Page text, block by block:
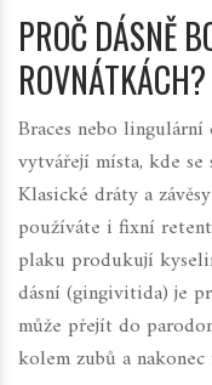
PROČ DÁSNĚ
ROVNÁTKÁCH?
Braces nebo
vytvářejí místa, kde
Klasické dráty a
používáte i fixní
plaku produkují
dásní (gingivitida) je
může přejít do
kolem zubů a